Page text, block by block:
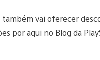
vai oferecer
por aqui no Blog da